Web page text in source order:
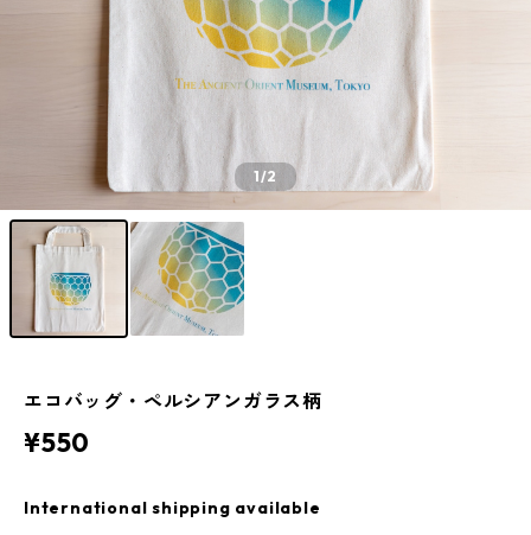
1/2
エコバッグ・ペルシアンガラス柄
¥550
International shipping available